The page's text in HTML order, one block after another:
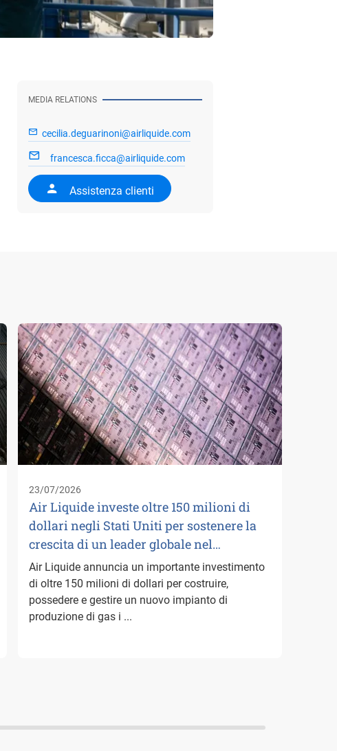
MEDIA RELATIONS
cecilia.deguarinoni@airliquide.com
francesca.ficca@airliquide.com
Assistenza clienti
23/07/2026
Air Liquide investe oltre 150 milioni di
dollari negli Stati Uniti per sostenere la
crescita di un leader globale nel…
Air Liquide annuncia un importante investimento
di oltre 150 milioni di dollari per costruire,
possedere e gestire un nuovo impianto di
produzione di gas i ...